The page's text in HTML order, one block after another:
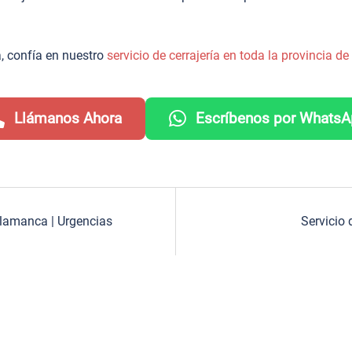
confía en nuestro servicio de cerrajería en toda la provincia
Llámanos Ahora Escríbenos por
| Urgencias Servicio